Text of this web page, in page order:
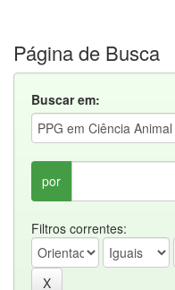
Página de Busca
Buscar em:
por
Filtros correntes: